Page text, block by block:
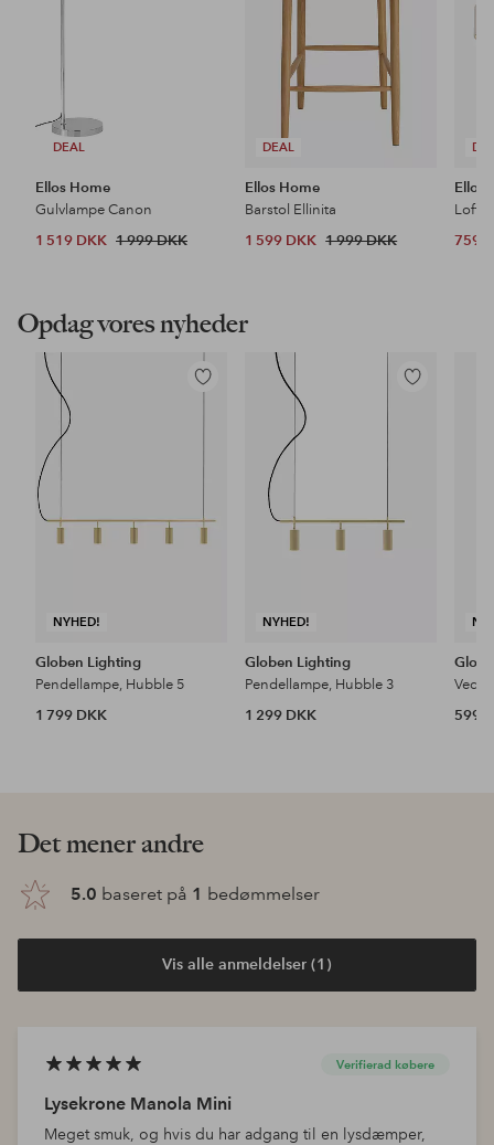
DEAL
Ellos Home
Gulvlampe Canon
1 519 DKK 1 999 DKK
DEAL
Ellos Home
Barstol Ellinita
1 599 DKK 1 999 DKK
Ellos
759
Opdag vores nyheder
NYHED!
Tilføj
Globen Lighting
Pendellampe, Hubble 5
1 799 DKK
NYHED!
Tilføj
Globen Lighting
Pendellampe, Hubble 3
1 299 DKK
599
Det mener andre
5.0 baseret på 1 bedømmelser
Vis alle anmeldelser (1)
Verifierad købere
Lysekrone Manola Mini
Meget smuk, og hvis du har adgang til en lysdæmper,